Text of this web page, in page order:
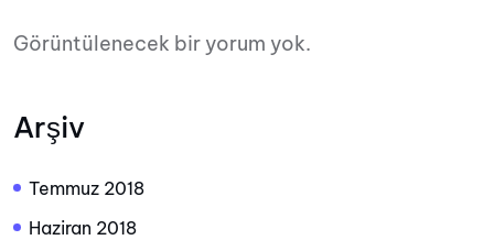
Görüntülenecek bir yorum yok.
Arşiv
Temmuz 2018
Haziran 2018